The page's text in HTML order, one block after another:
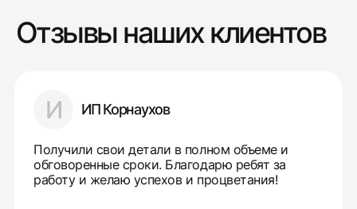
Отзывы наших клиентов
И ИП Корнаухов
Получили свои детали в полном объеме и
обговоренные сроки. Благодарю ребят за
работу и желаю успехов и процветания!